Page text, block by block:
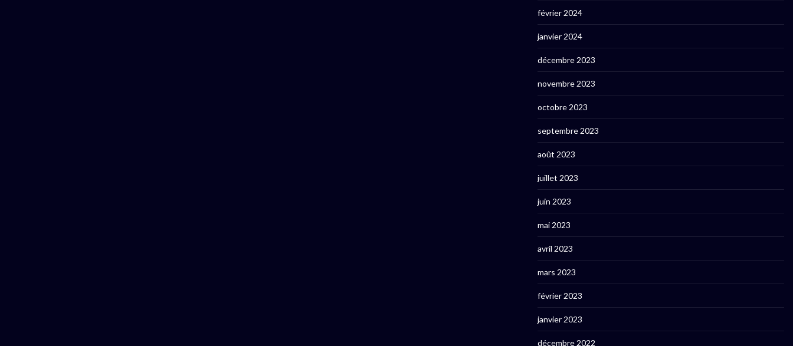
février 2024
janvier 2024
décembre 2023
novembre 2023
octobre 2023
septembre 2023
août 2023
juillet 2023
juin 2023
mai 2023
avril 2023
mars 2023
février 2023
janvier 2023
décembre 2022